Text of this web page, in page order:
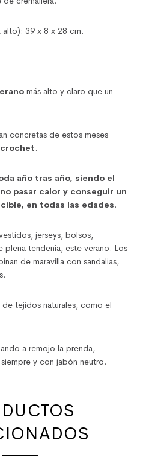
alto): 39 x 8 x 28 cm.
más alto y claro que un
concretas de estos meses
.
año tras año, siendo el
pasar calor y conseguir un
en todas las edades.
jerseys, bolsos,
tendenia, este verano. Los
de maravilla con sandalias,
de tejidos naturales, como el
a remojo la prenda,
y con jabón neutro.